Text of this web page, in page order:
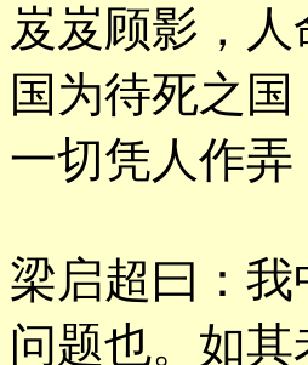
岌岌顾影，
国为待死之
一切凭人作
梁启超曰：
问题也。如